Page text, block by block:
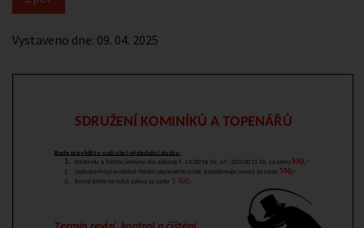
Vystaveno dne: 09. 04. 2025